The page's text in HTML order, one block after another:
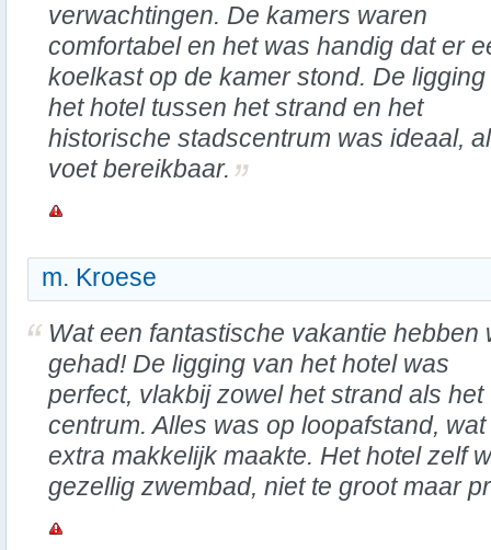
verwachtingen. De kamers waren
comfortabel en het was handig dat er
koelkast op de kamer stond. De
het hotel tussen het strand en het
historische stadscentrum was ideaal,
voet bereikbaar.
m. Kroese
Wat een fantastische vakantie hebben
gehad! De ligging van het hotel was
perfect, vlakbij zowel het strand als het
centrum. Alles was op loopafstand, wat
extra makkelijk maakte. Het hotel zelf
gezellig zwembad, niet te groot maar